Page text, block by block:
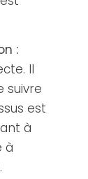
:
Il
suivre
est
à
à